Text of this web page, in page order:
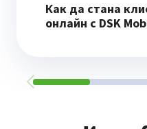
Как да стана
онлайн с DSK